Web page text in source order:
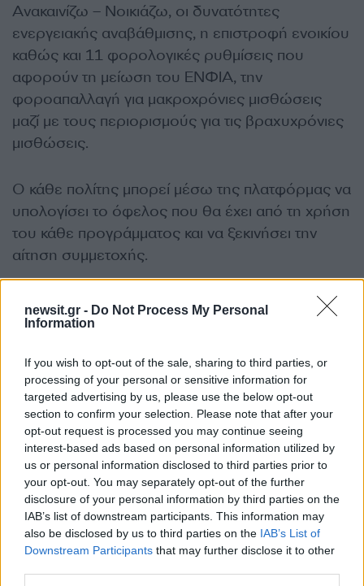
newsit.gr - Do Not Process My Personal
Information
If you wish to opt-out of the sale, sharing to third parties, or
processing of your personal or sensitive information for
targeted advertising by us, please use the below opt-out
section to confirm your selection. Please note that after your
opt-out request is processed you may continue seeing
interest-based ads based on personal information utilized by
us or personal information disclosed to third parties prior to
your opt-out. You may separately opt-out of the further
disclosure of your personal information by third parties on the
IAB’s list of downstream participants. This information may
also be disclosed by us to third parties on the IAB’s List of
Downstream Participants that may further disclose it to other
Ανακαινίζω – Νοικιάζω, οι δυνατότητες
ενεργειακής αναβάθμισης, η επιστροφή ενοικίου
καθώς και 11 φορολογικές ρυθμίσεις που
αφορούν τη μείωση του ΕΝΦΙΑ, την
φοροαπαλλαγή για μακροχρόνιες μισθώσεις
μαζί με τους περιορισμούς για τις βραχυχρόνιες
μισθώσεις.
Ο κάθε πολίτης μπορεί μέσω της πλατφόρμας να
υπολογίσει το όφελος που θα έχει από τη χρήση
του κάθε προγράμματος και να ξεκινήσει την
αίτηση συμμετοχής.
ΔΙΑΦΗΜΙΣΗ
Αν τα χάσατε